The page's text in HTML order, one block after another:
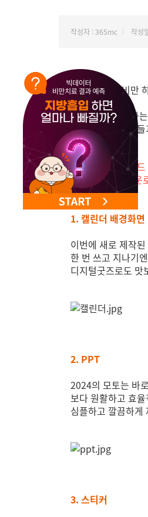
작성자 : 365mc 작성
안녕하세요. ‘비만
한 해를 마무리 하
더욱 풍성한 굿즈
[PC 버전] 다운로
[모바일 버전] 다운
1. 캘린더 배경화면
이번에 새로 제작
한 번 쓰고 지나기
디지털굿즈로도 맛
2. PPT
2024의 모토는 바
보다 원활하고 효
심플하고 깔끔하
3. 스티커